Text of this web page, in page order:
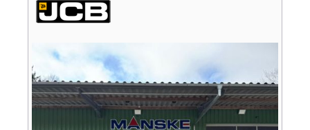
Bagger
Radlader
Fahrzeuge
Stromerzeuger